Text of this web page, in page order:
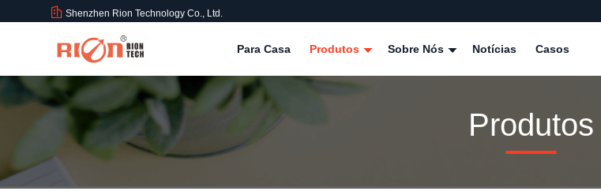
Shenzhen Rion Technology Co., Ltd.
Para Casa Produtos Sobre Nós Notícias Casos
Produtos